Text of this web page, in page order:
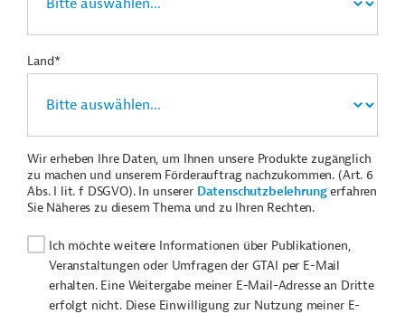
Land*
Wir erheben Ihre Daten, um Ihnen unsere Produkte zugänglich
zu machen und unserem Förderauftrag nachzukommen. (Art. 6
Abs. I lit. f DSGVO). In unserer Datenschutzbelehrungerfahren
Sie Näheres zu diesem Thema und zu Ihren Rechten.
Ich möchte weitere Informationen über Publikationen,
Veranstaltungen oder Umfragen der GTAI per E-Mail
erhalten. Eine Weitergabe meiner E-Mail-Adresse an Dritte
erfolgt nicht. Diese Einwilligung zur Nutzung meiner E-